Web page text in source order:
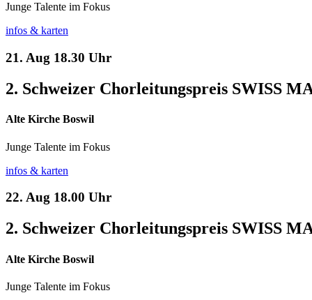
Junge Talente im Fokus
infos & karten
21. Aug 18.30 Uhr
2. Schweizer Chorleitungspreis SWISS
Alte Kirche Boswil
Junge Talente im Fokus
infos & karten
22. Aug 18.00 Uhr
2. Schweizer Chorleitungspreis SWISS
Alte Kirche Boswil
Junge Talente im Fokus